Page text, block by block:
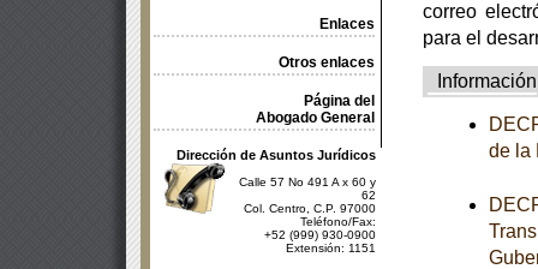
Enlaces
Otros enlaces
Página del
Abogado General
Dirección de Asuntos Jurídicos
Calle 57 No 491 A x 60 y
62
Col. Centro, C.P. 97000
Teléfono/Fax:
+52 (999) 930-0900
Extensión: 1151
correo
para el
Información
de la